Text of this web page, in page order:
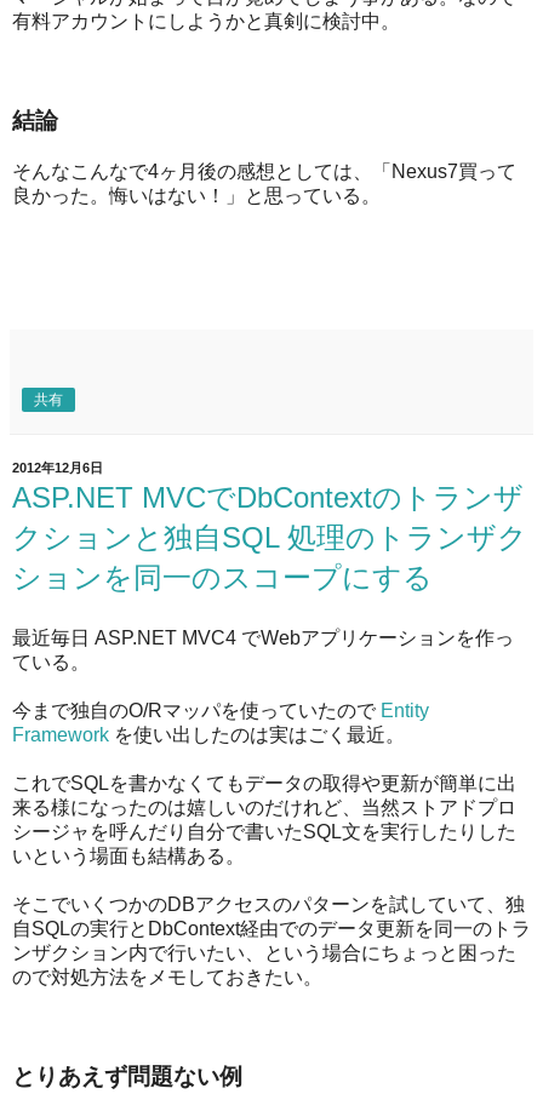
有料アカウントにしようかと真剣に検討中。
結論
そんなこんなで4ヶ月後の感想としては、「Nexus7買って
良かった。悔いはない！」と思っている。
共有
2012年12月6日
ASP.NET MVCでDbContextのトランザ
クションと独自SQL 処理のトランザク
ションを同一のスコープにする
最近毎日 ASP.NET MVC4 でWebアプリケーションを作っ
ている。
今まで独自のO/Rマッパを使っていたので Entity
Framework を使い出したのは実はごく最近。
これでSQLを書かなくてもデータの取得や更新が簡単に出
来る様になったのは嬉しいのだけれど、当然ストアドプロ
シージャを呼んだり自分で書いたSQL文を実行したりした
いという場面も結構ある。
そこでいくつかのDBアクセスのパターンを試していて、独
自SQLの実行とDbContext経由でのデータ更新を同一のトラ
ンザクション内で行いたい、という場合にちょっと困った
ので対処方法をメモしておきたい。
とりあえず問題ない例